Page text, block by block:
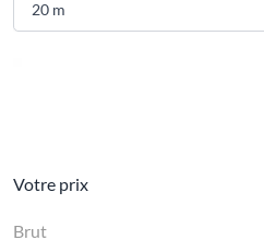
Votre prix
Brut